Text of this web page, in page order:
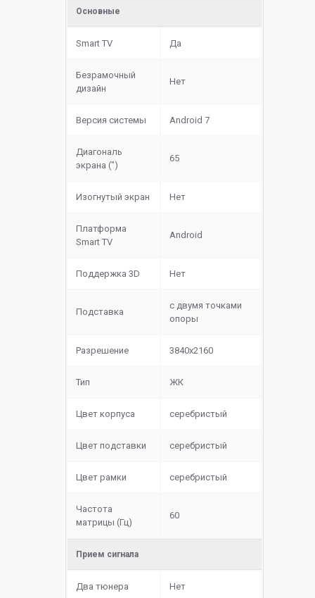
Основные
Smart TV Да
Безрамочный
дизайн
Нет
Версия системы Android 7
Диагональ
экрана (")
65
Изогнутый экран Нет
Платформа
Smart TV
Android
Поддержка 3D Нет
Подставка
с двумя точками
опоры
Разрешение 3840x2160
Тип ЖК
Цвет корпуса серебристый
Цвет подставки серебристый
Цвет рамки серебристый
Частота
матрицы (Гц)
60
Прием сигнала
Два тюнера Нет